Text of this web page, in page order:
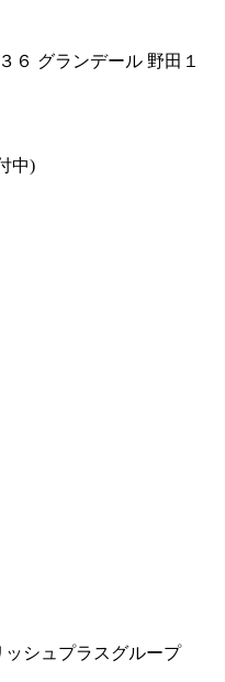
６ グランデール 野田１
中)
シュプラスグループ